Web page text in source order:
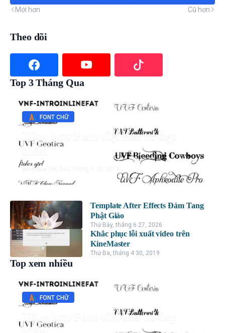
Mới hơn Cũ hơn
Theo dõi
Top 3 Tháng Qua
FONT CHỮ
Tổng hợp Font việt hóa ttf đẹp
hiếm
Đình Đức
Template After Effects Đám Tang
Phật Giáo
Thứ Bảy, tháng 6 27, 2026
Khắc phục lỗi xuất video trên
KineMaster
Thứ Ba, tháng 4 30, 2019
Top xem nhiều
FONT CHỮ
Tổng hợp Font việt hóa ttf đẹp